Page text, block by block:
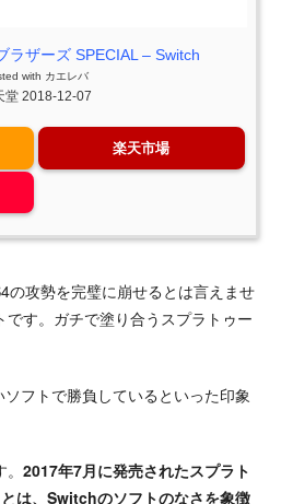
ラザーズ SPECIAL – Switch
with カエレバ
堂 2018-12-07
楽天市場
の攻勢を完璧に崩せるとは言えませ
です。ガチで塗り合うスプラトゥー
フトで勝負しているといった印象
2017年7月に発売されたスプラト
は、Switchのソフトのなさを象徴